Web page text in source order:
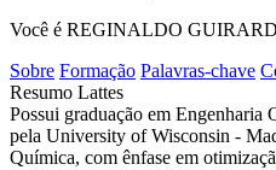
Você é REGINALDO
Sobre Formação Palavras-chave
Resumo Lattes
Possui graduação em
pela University of Wisconsin -
Química, com ênfase em